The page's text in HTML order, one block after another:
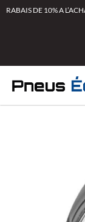
AllerRABAIS DE 10% A